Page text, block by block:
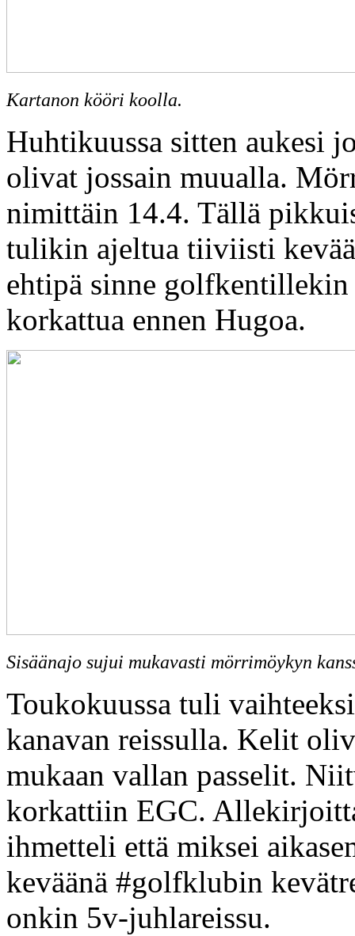
Kartanon kööri koolla.
Huhtikuussa sitten aukesi
olivat jossain muualla.
nimittäin 14.4. Tällä
tulikin ajeltua tiiviisti
ehtipä sinne
korkattua ennen Hugoa.
Sisäänajo sujui mukavasti mörrimöykyn
Toukokuussa tuli
kanavan reissulla. Kelit
mukaan vallan passelit.
korkattiin EGC.
ihmetteli että miksei
keväänä #golfklubin
onkin 5v-juhlareissu.